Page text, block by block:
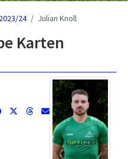
2023/24 Julian Knoll
Karten